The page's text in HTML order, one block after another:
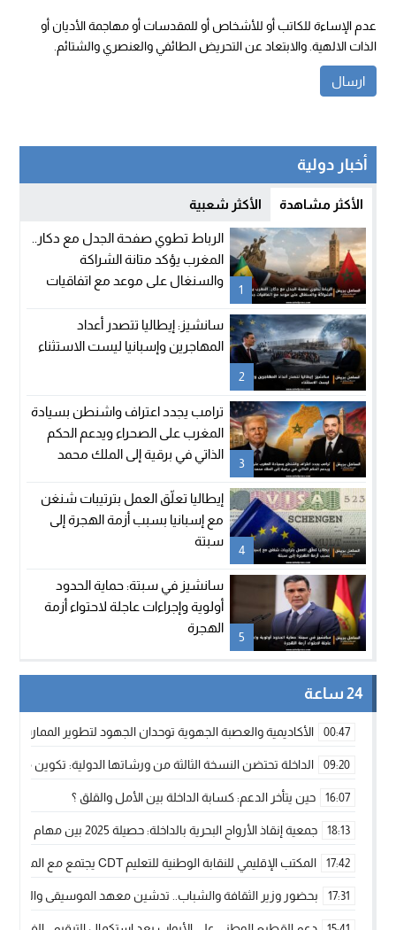
عدم الإساءة للكاتب أو للأشخاص أو للمقدسات أو مهاجمة الأديان أو
الذات الالهية. والابتعاد عن التحريض الطائفي والعنصري والشتائم.
أخبار دولية
الأكثر مشاهدة الأكثر شعبية
1
الرباط تطوي صفحة الجدل مع دكار..
المغرب يؤكد متانة الشراكة
والسنغال على موعد مع اتفاقيات
2
سانشيز: إيطاليا تتصدر أعداد
المهاجرين وإسبانيا ليست الاستثناء
3
ترامب يجدد اعتراف واشنطن بسيادة
المغرب على الصحراء ويدعم الحكم
الذاتي في برقية إلى الملك محمد
4
إيطاليا تعلّق العمل بترتيبات شنغن
مع إسبانيا بسبب أزمة الهجرة إلى
سبتة
5
سانشيز في سبتة: حماية الحدود
أولوية وإجراءات عاجلة لاحتواء أزمة
الهجرة
24 ساعة
00:47 الأكاديمية والعصبة الجهوية توحدان الجهود لتطوير الممارسة
09:20 الداخلة تحتضن النسخة الثالثة من ورشاتها الدولية: تكوين
16:07 حين يتأخر الدعم: كسابة الداخلة بين الأمل والقلق ؟
18:13 جمعية إنقاذ الأرواح البحرية بالداخلة: حصيلة 2025 بين مهام الإنقاذ ومشروع “دار البحار”
17:42 المكتب الإقليمي للنقابة الوطنية للتعليم CDT يجتمع مع المدير الإقليمي لمناقشة ملفات جوهرية لنساء ورجال التعليم
17:31 بحضور وزير الثقافة والشباب.. تدشين معهد الموسيقى والفنون